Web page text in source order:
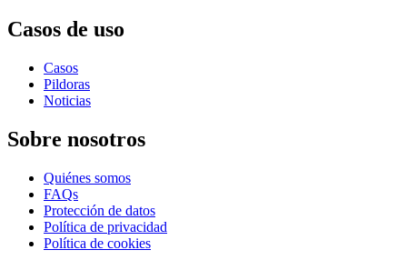
Casos de uso
Casos
Pildoras
Noticias
Sobre nosotros
Quiénes somos
FAQs
Protección de datos
Política de privacidad
Política de cookies